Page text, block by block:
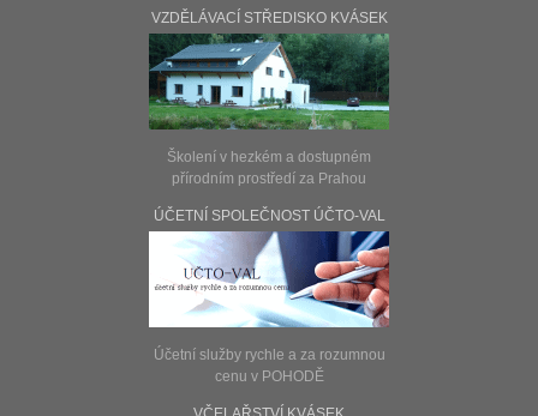
inteligence
01. 09. - 18. 09. 2026 od 09:00 do 16:00
36 900 Kč
Programátor internetových aplikací s
doplněním o nástroje umělé
inteligence
01. 09. - 18. 09. 2026 od 09:00 do 16:00
Specialista AI - pro tvorbu webu a
programování
01. 09. - 02. 10. 2026 od 09:00 do 16:00
44 900 Kč
Správce sítí pro malé a střední
organizace
33 900 Kč
Pracovník pro obsluhu 3D tiskáren
01. 09. - 02. 10. 2026 od 09:00 do 16:00
VZDĚLÁVACÍ STŘEDISKO KVÁSEK
Školení v hezkém a dostupném
přírodním prostředí za Prahou
ÚČETNÍ SPOLEČNOST ÚČTO-VAL
Účetní služby rychle a za rozumnou
cenu v POHODĚ